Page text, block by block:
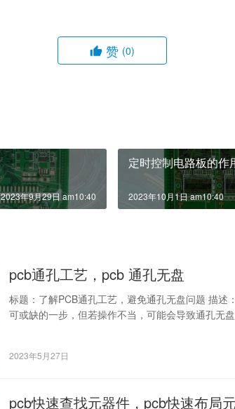
赞 (0)
2023年9月29日 am10:40
定时控制电路板的作
2023年10月1日 am10:40
pcb通孔工艺，pcb 通孔无盘
标题：了解PCB通孔工艺，避免通孔无盘问题 描述
可或缺的一步，但若操作不当，可能会导致通孔无
2023年5月27日
pcb快速查找元器件，pcb快速布局